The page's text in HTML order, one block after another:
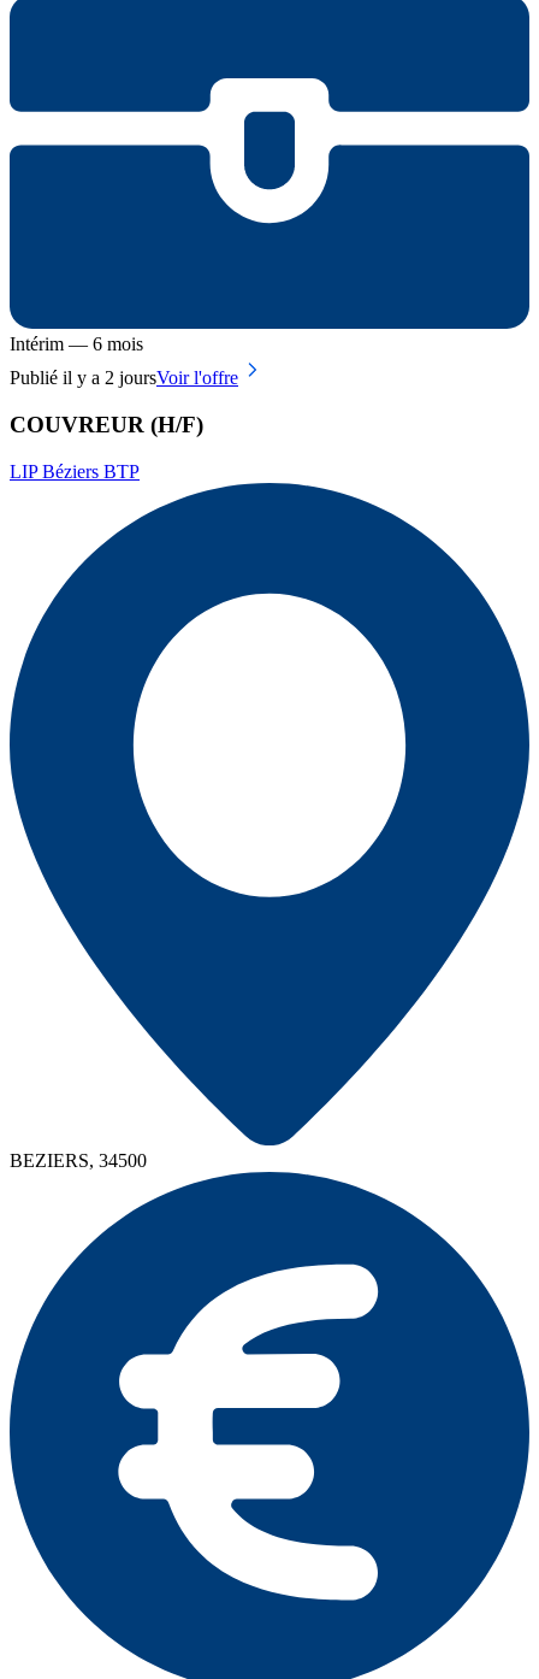
Intérim — 6 mois
Publié il y a 2 joursVoir l'offre
COUVREUR (H/F)
LIP Béziers BTP
BEZIERS, 34500